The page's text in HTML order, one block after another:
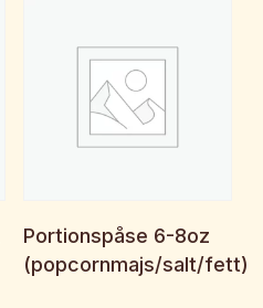
Begär offert
Portionspåse 6-8oz
(popcornmajs/salt/fett)